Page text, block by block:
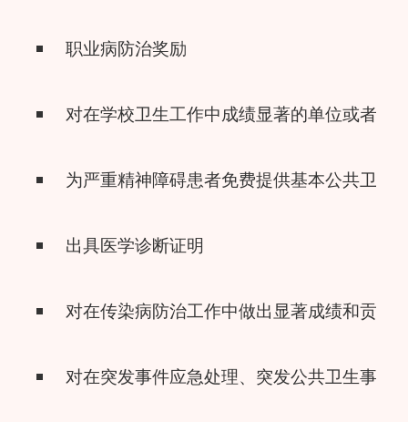
职业病防治奖励
对在学校卫生工作中成绩显著的单位或者个
为严重精神障碍患者免费提供基本公共卫生
出具医学诊断证明
对在传染病防治工作中做出显著成绩和贡献
对在突发事件应急处理、突发公共卫生事件